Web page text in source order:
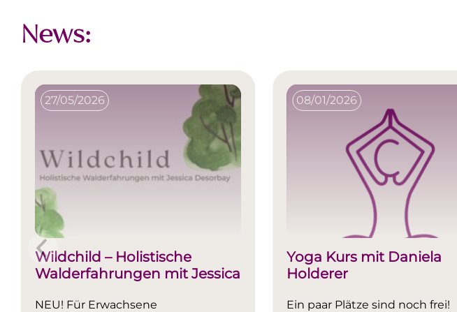
News:
27/05/2026
Wildchild – Holistische
Walderfahrungen mit Jessica
NEU! Für Erwachsene
08/01/2026
Yoga Kurs mit Daniela
Holderer
Ein paar Plätze sind noch frei!